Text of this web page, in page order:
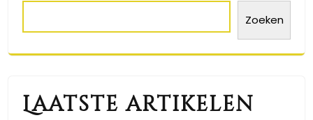
Zoeken
Laatste artikelen